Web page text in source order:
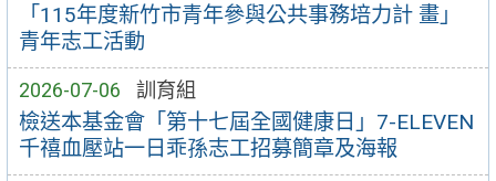
「115年度新竹市青年參與公共事務培力計 畫」
青年志工活動
2026-07-06 訓育組
檢送本基金會「第十七屆全國健康日」7-ELEVEN
千禧血壓站一日乖孫志工招募簡章及海報